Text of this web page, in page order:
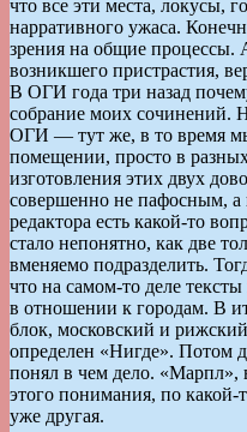
что все эти места, локусы,
нарративного ужаса.
зрения на общие процессы.
возникшего пристрастия,
В ОГИ года три назад
собрание моих сочинений.
ОГИ — тут же, в то время
помещении, просто в
изготовления этих двух
совершенно не пафосным, а
редактора есть какой-то
стало непонятно, как две
вменяемо подразделить.
что на самом-то деле
в отношении к городам. В
блок, московский и
определен «Нигде». Потом
понял в чем дело. «Марпл»,
этого понимания, по
уже другая.